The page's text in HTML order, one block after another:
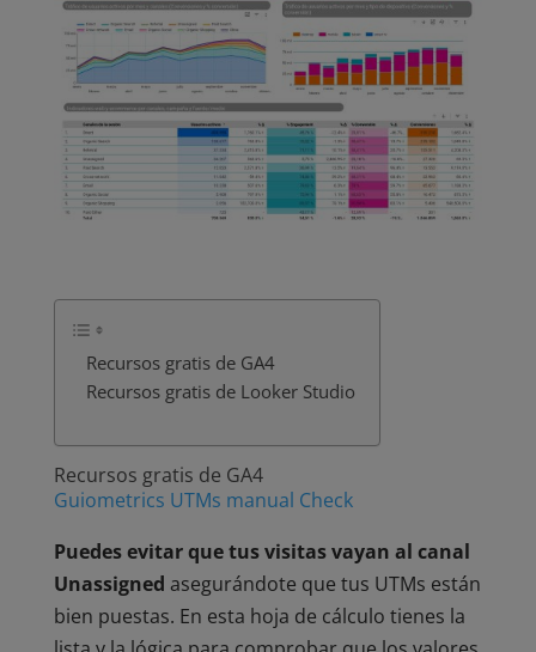
Recursos gratis de GA4
Recursos gratis de Looker Studio
Recursos gratis de GA4
Guiometrics UTMs manual Check
Puedes evitar que tus visitas vayan al canal
Unassigned asegurándote que tus UTMs están
bien puestas. En esta hoja de cálculo tienes la